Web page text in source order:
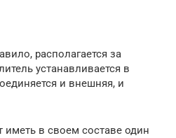
располагается за
устанавливается в
и внешняя, и
иметь в своем составе один